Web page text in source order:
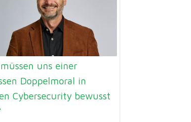
uns einer
Doppelmoral in
Cybersecurity bewusst